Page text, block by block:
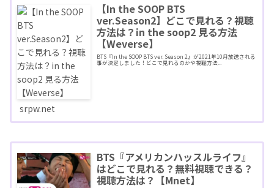
【In the SOOP BTS
ver.Season2】どこで見れる？視聴
方法は？in the soop2 見る方法
【Weverse】
BTS『In the SOOP BTS ver. Season 2』が2021年10月放送される
事が決定しました！どこで見れるのかや視聴方法...
srpw.net
BTS『アメリカンハッスルライフ』
はどこで見れる？無料視聴できる？
視聴方法は？【Mnet】